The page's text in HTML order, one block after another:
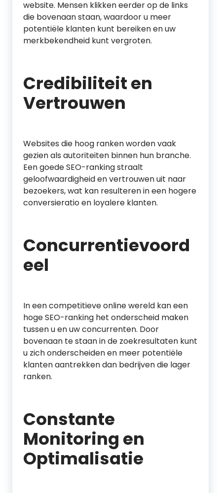
website. Mensen klikken eerder op de links
die bovenaan staan, waardoor u meer
potentiële klanten kunt bereiken en uw
merkbekendheid kunt vergroten.
Credibiliteit en
Vertrouwen
Websites die hoog ranken worden vaak
gezien als autoriteiten binnen hun branche.
Een goede SEO-ranking straalt
geloofwaardigheid en vertrouwen uit naar
bezoekers, wat kan resulteren in een hogere
conversieratio en loyalere klanten.
Concurrentievoord
eel
In een competitieve online wereld kan een
hoge SEO-ranking het onderscheid maken
tussen u en uw concurrenten. Door
bovenaan te staan in de zoekresultaten kunt
u zich onderscheiden en meer potentiële
klanten aantrekken dan bedrijven die lager
ranken.
Constante
Monitoring en
Optimalisatie